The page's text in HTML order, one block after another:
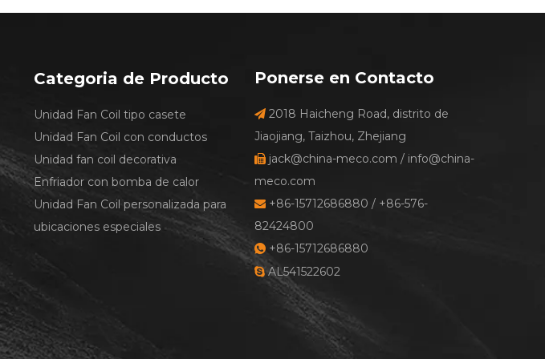
Categoria de Producto
Unidad Fan Coil tipo casete
Unidad Fan Coil con conductos
Unidad fan coil decorativa
Enfriador con bomba de calor
Unidad Fan Coil personalizada para
ubicaciones especiales
Ponerse en Contacto
 2018 Haicheng Road, distrito de
Jiaojiang, Taizhou, Zhejiang
 jack@china-meco.com / info@china-
meco.com
 +86-15712686880 / +86-576-
82424800
 +86-15712686880
AL541522602